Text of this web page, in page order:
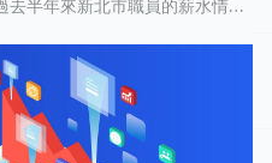
經歷，有 21 人認為這份工作「